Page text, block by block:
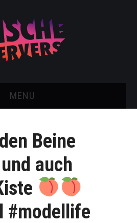
MENU
Beine
auch
#modellife